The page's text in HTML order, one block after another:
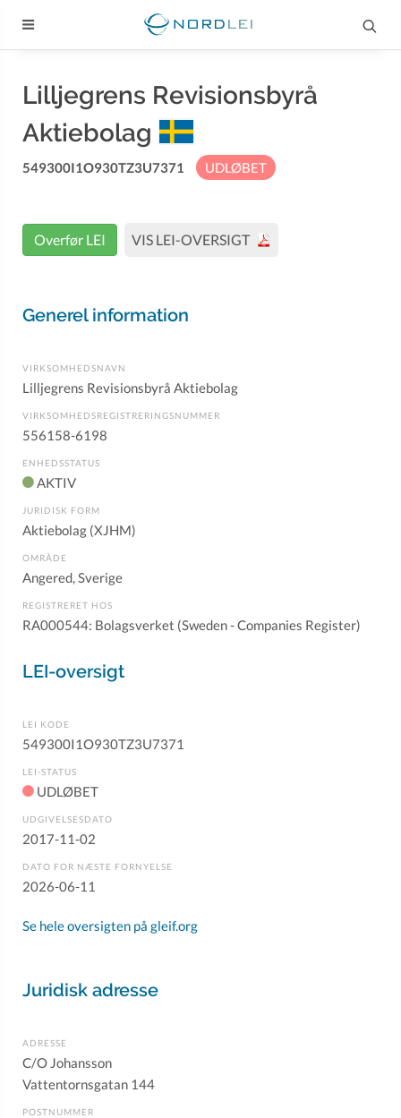
Lilljegrens Revisionsbyrå
Aktiebolag
549300I1O930TZ3U7371 UDLØBET
Overfør LEI VIS LEI-OVERSIGT
Generel information
VIRKSOMHEDSNAVN
Lilljegrens Revisionsbyrå Aktiebolag
VIRKSOMHEDSREGISTRERINGSNUMMER
556158-6198
ENHEDSSTATUS
AKTIV
JURIDISK FORM
Aktiebolag (XJHM)
OMRÅDE
Angered, Sverige
REGISTRERET HOS
RA000544: Bolagsverket (Sweden - Companies Register)
LEI-oversigt
LEI KODE
549300I1O930TZ3U7371
LEI-STATUS
UDLØBET
UDGIVELSESDATO
2017-11-02
DATO FOR NÆSTE FORNYELSE
2026-06-11
Se hele oversigten på gleif.org
Juridisk adresse
ADRESSE
C/O Johansson
Vattentornsgatan 144
POSTNUMMER